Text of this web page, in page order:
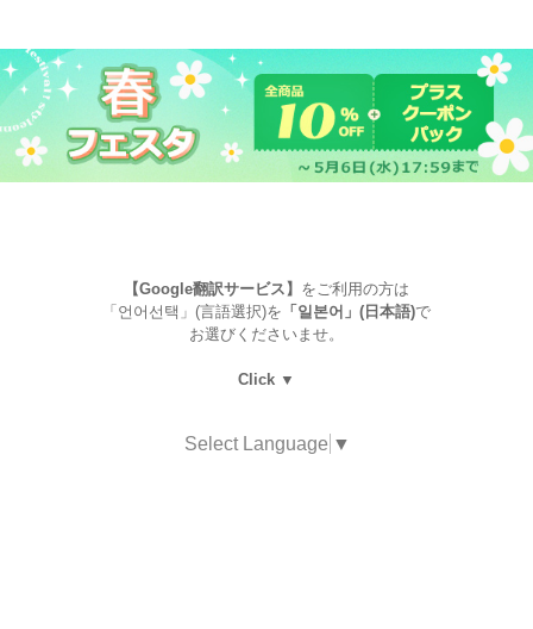
【Google翻訳サービス】 をご利用の方は
「언어선택」(言語選択)を 「일본어」(日本語)で
お選びくださいませ。
Click ▼
Select Language ▼